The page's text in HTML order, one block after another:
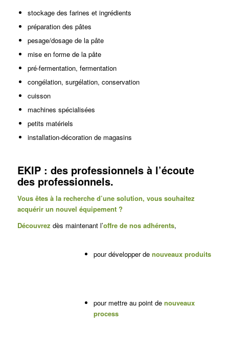
stockage des farines et ingrédients
préparation des pâtes
pesage/dosage de la pâte
mise en forme de la pâte
pré-fermentation, fermentation
congélation, surgélation, conservation
cuisson
machines spécialisées
petits matériels
installation-décoration de magasins
EKIP : des professionnels à l’écoute
des professionnels.
Vous êtes à la recherche d’une solution, vous souhaitez
acquérir un nouvel équipement ?
Découvrez dès maintenant l’offre de nos adhérents,
pour développer denouveaux produits
pour mettre au point denouveaux
process